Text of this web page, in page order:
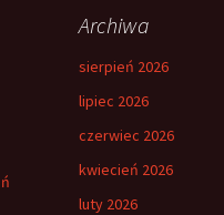
Archiwa
sierpień 2026
lipiec 2026
czerwiec 2026
kwiecień 2026
luty 2026